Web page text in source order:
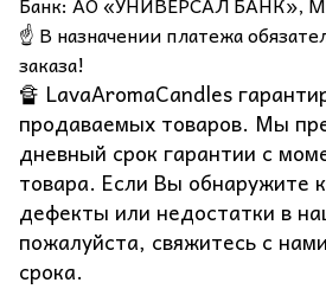
☝️ В назначении платежа
заказа!
🔏 LavaAromaCandles
продаваемых товаров. Мы
дневный срок гарантии с
товара. Если Вы обнаружите
дефекты или недостатки в
пожалуйста, свяжитесь с
срока.